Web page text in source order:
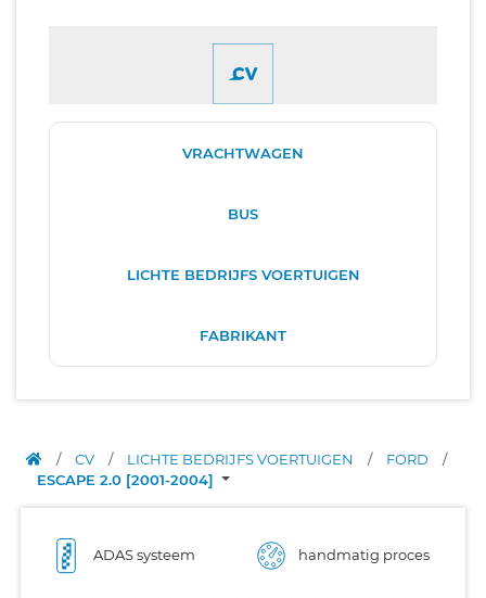
VRACHTWAGEN
BUS
LICHTE BEDRIJFS VOERTUIGEN
FABRIKANT
/ CV / LICHTE BEDRIJFS VOERTUIGEN / FORD
/
ESCAPE 2.0 [2001-2004]
ADAS systeem handmatig proces